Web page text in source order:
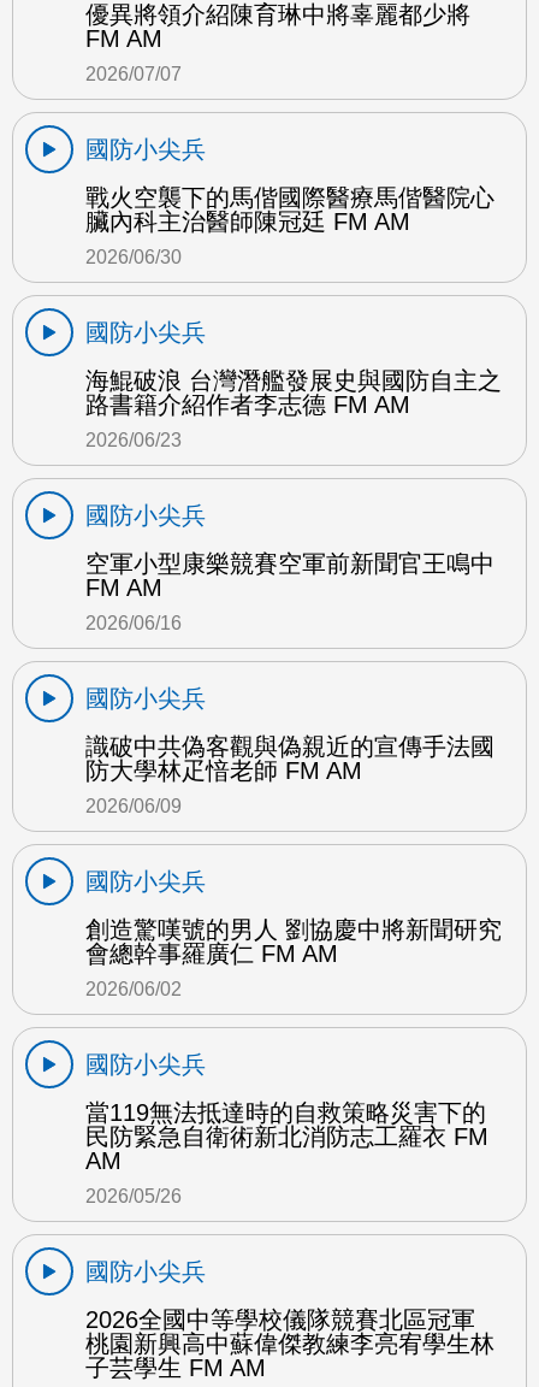
優異將領介紹陳育琳中將辜麗都少將
FM AM
2026/07/07
國防小尖兵
戰火空襲下的馬偕國際醫療馬偕醫院心
臟內科主治醫師陳冠廷 FM AM
2026/06/30
國防小尖兵
海鯤破浪 台灣潛艦發展史與國防自主之
路書籍介紹作者李志德 FM AM
2026/06/23
國防小尖兵
空軍小型康樂競賽空軍前新聞官王鳴中
FM AM
2026/06/16
國防小尖兵
識破中共偽客觀與偽親近的宣傳手法國
防大學林疋愔老師 FM AM
2026/06/09
國防小尖兵
創造驚嘆號的男人 劉協慶中將新聞研究
會總幹事羅廣仁 FM AM
2026/06/02
國防小尖兵
當119無法抵達時的自救策略災害下的
民防緊急自衛術新北消防志工羅衣 FM
AM
2026/05/26
國防小尖兵
2026全國中等學校儀隊競賽北區冠軍
桃園新興高中蘇偉傑教練李亮宥學生林
子芸學生 FM AM